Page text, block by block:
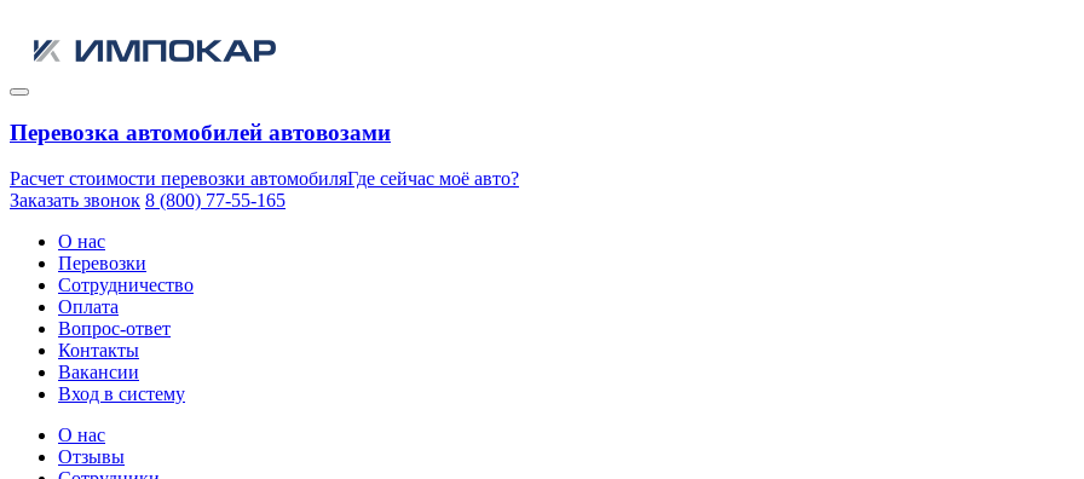
Перевозка автомобилей автовозами
Расчет стоимости перевозки автомобиляГде сейчас моё авто?
Заказать звонок 8 (800) 77-55-165
О нас
Перевозки
Сотрудничество
Оплата
Вопрос-ответ
Контакты
Вакансии
Вход в систему
О нас
Отзывы